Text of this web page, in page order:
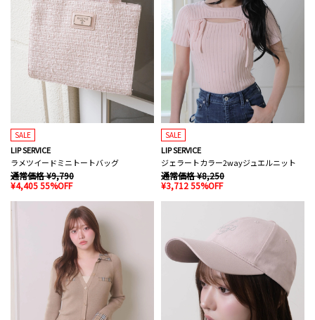
SALE
LIP SERVICE
ラメツイードミニトートバッグ
通常価格 ¥9,790
¥4,405 55%OFF
SALE
LIP SERVICE
ジェラートカラー2wayジュエルニット
通常価格 ¥8,250
¥3,712 55%OFF